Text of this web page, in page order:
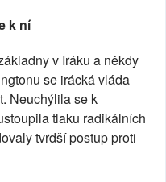
k ní
v Iráku a někdy
se irácká vláda
Neuchýlila se k
tlaku radikálních
tvrdší postup proti